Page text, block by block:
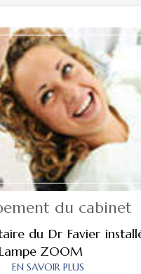
du cabinet
du Dr Favier
ZOOM
EN SAVOIR PLUS